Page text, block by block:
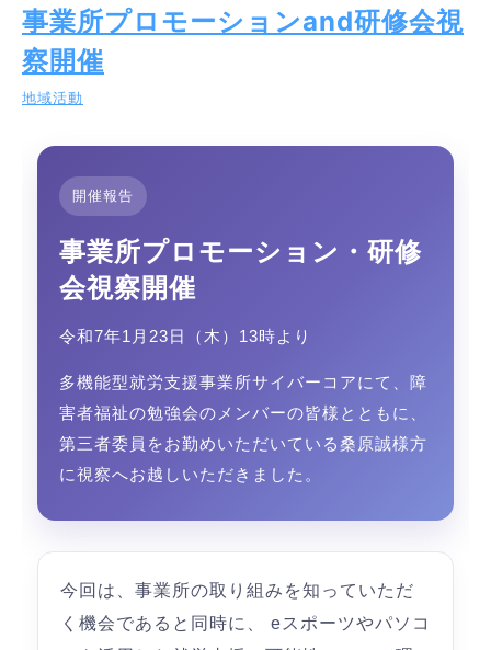
事業所プロモーションand研修会視
察開催
地域活動
開催報告
事業所プロモーション・研修
会視察開催
令和7年1月23日（木）13時より
多機能型就労支援事業所サイバーコアにて、障
害者福祉の勉強会のメンバーの皆様とともに、
第三者委員をお勤めいただいている桑原誠様方
に視察へお越しいただきました。
今回は、事業所の取り組みを知っていただ
く機会であると同時に、 eスポーツやパソコ